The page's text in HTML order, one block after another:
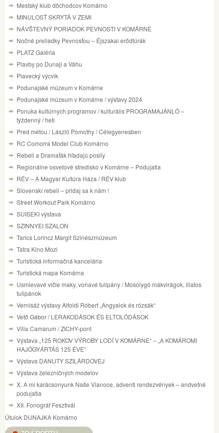
Mestský klub dôchodcov Komárno
MINULOSŤ SKRYTÁ V ZEMI
NÁVŠTEVNÝ PORIADOK PEVNOSTI V KOMÁRNE
Nočné preliadky Pevnosťou – Éjszakai erődtúrák
PLATZ Galéria
Plavby po Dunaji a Váhu
Plavecký výcvik
Podunajské múzeum v Komárne
Podunajské múzeum v Komárne / výstavy 2024
Ponuka kultúrnych programov / kulturális PROGRAMAJÁNLÓ –
týždenný / heti
Pred métou / László Pomothy / Célegyenesben
RC Comorra Model Club Komárno
Rebeli a Dramaťák hľadajú posily
Regionálne osvetové stredisko v Komárne – Podujatia
RÉV – A Magyar Kultúra Háza / RÉV klub
Slovenskí rebeli – pridaj sa k nám !
Street Workout Park Komárno
SUISEKI výstava
SZINNYEI SZALON
Tarics Lorincz Margit Szinészmúzeum
Tatra Kino Mozi
Turistická informačná kancelária
Turistická mapa Komárna
Usmievavé vlčie maky, voňavé tulipány / Mosolygó mákvirágok, illatos
tulipánok
Vernisáž výstavy Alfoldi Róbert „Angyalok és rózsák“
Vető Gábor / LERAKODÁSOK ÉS ELTOLÓDÁSOK
Villa Camarum / ZICHY-pont
Výstava „125 ROKOV VÝROBY LODÍ V KOMÁRNE“ – „A KOMÁROMI
HAJÓGYÁRTÁS 125 ÉVE”
Výstava DANUTY SZILÁRDOVEJ
Výstava železničných modelov
X. A mi karácsonyunk Naše Vianoce, adventi rendezvények – andvetné
podujatia
XII. Fonográf Fesztivál
Útulok DUNAJKA Komárno